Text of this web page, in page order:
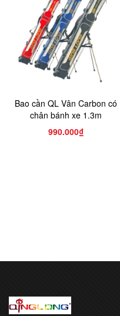
Bao cần QL Vân Carbon có
chân bánh xe 1.3m
990.000₫